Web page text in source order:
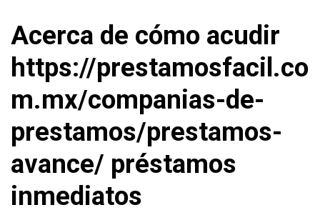
Acerca de cómo acudir
https://prestamosfacil.co
m.mx/companias-de-
prestamos/prestamos-
avance/ préstamos
inmediatos